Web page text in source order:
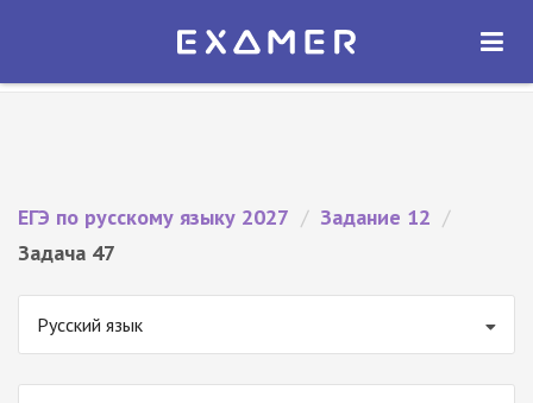
Экзамер — ЕГЭ 2027
ОТКРЫТЬ
ЕГЭ по русскому языку 2027 / Задание 12 /
Задача 47
Русский язык